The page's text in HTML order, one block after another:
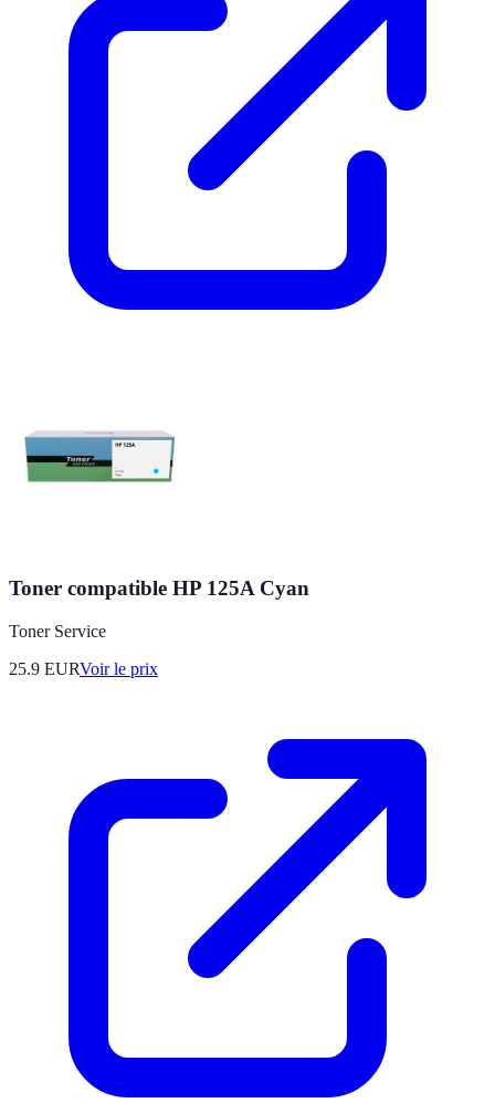
Toner compatible HP 125A Cyan
Toner Service
25.9 EURVoir le prix